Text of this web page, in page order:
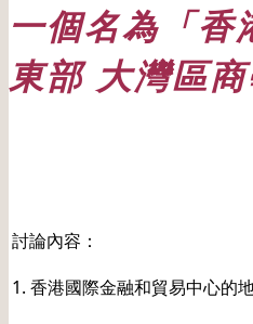
一個名為「
東部 大灣區
討論內容：
1. 香港國際金融和貿易中心的